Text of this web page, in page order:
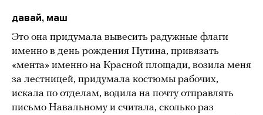
давай, маш
Это она придумала вывесить радужные флаги
именно в день рождения Путина, привязать
«мента» именно на Красной площади, возила меня
за лестницей, придумала костюмы рабочих,
искала по отделам, водила на почту отправлять
письмо Навальному и считала, сколько раз